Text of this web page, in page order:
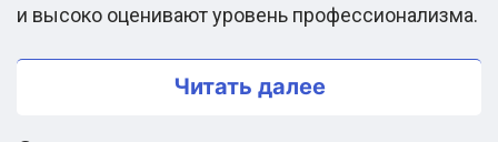
и высоко оценивают уровень профессионализма.
Читать далее